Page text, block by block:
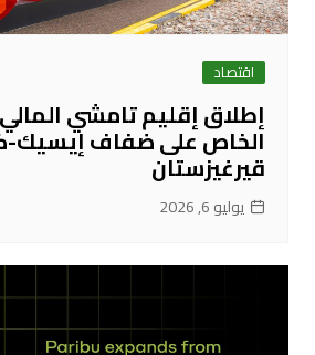
اقتصاد
إطلاق إقليم تامشي
الخاص على ضفاف
قيرغيزستان
يوليو 6, 2026